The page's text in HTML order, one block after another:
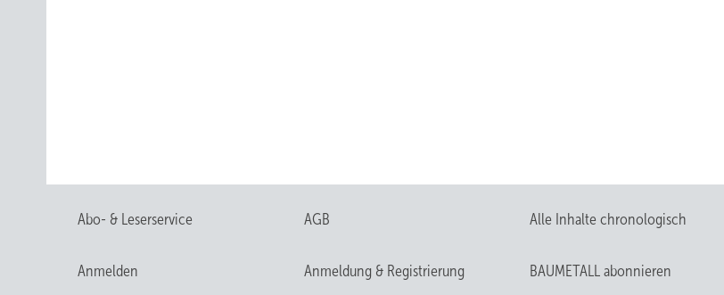
Abo- & Leserservice AGB Alle Inhalte chronologisch
Anmelden Anmeldung & Registrierung BAUMETALL abonnieren